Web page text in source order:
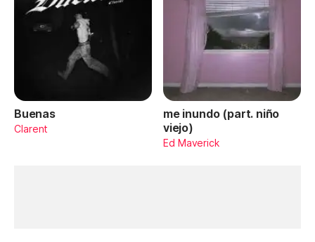
Buenas
Clarent
me inundo (part. niño
viejo)
Ed Maverick